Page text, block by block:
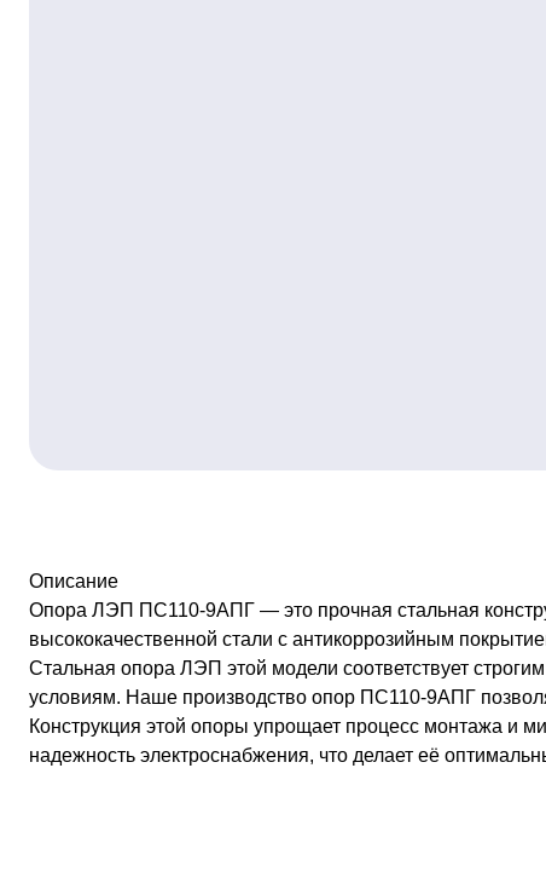
Описание
Опора ЛЭП ПС110-9АПГ — это прочная стальная
высококачественной стали с антикоррозийным
Стальная опора ЛЭП этой модели соответствует
условиям. Наше производство опор ПС110-9АПГ
Конструкция этой опоры упрощает процесс монтажа и
надежность электроснабжения, что делает её